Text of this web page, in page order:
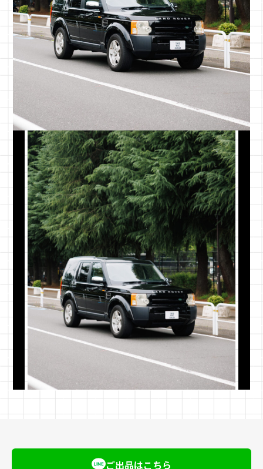
ご出品はこちら
東北
¥150,000
青森県・岩
中部
¥150,000
新潟県・富
近畿
¥180,000
三重県・滋
中国
¥200,000
鳥取県・島
¥220,000
徳島県・香
福岡県・佐
北海道
¥220,000
北海道全域
沖縄本島
¥250,000
沖縄本島
離島
別途お見積もり 各離島
TBCCでは、大切な車両の価値を守り、かつ安全に
確実にお手元へ届けるため、独自の配送基準を設け